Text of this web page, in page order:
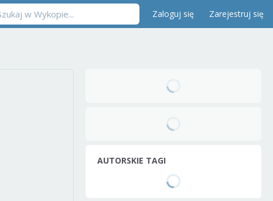
Zaloguj się Zarejestruj się
AUTORSKIE TAGI